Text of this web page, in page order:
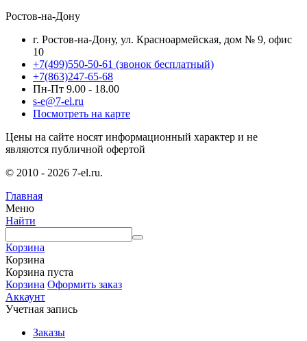
Ростов-на-Дону
г. Ростов-на-Дону, ул. Красноармейская, дом № 9, офис
10
+7(499)550-50-61 (звонок бесплатный)
+7(863)247-65-68
Пн-Пт 9.00 - 18.00
s-e@7-el.ru
Посмотреть на карте
Цены на сайте носят информационный характер и не
являются публичной офертой
© 2010 - 2026 7-el.ru.
Главная
Меню
Найти
Корзина
Корзина
Корзина пуста
Корзина Оформить заказ
Аккаунт
Учетная запись
Заказы